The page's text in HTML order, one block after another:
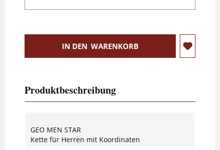
IN DEN WARENKORB
Produktbeschreibung
GEO MEN STAR
Kette für Herren mit Koordinaten